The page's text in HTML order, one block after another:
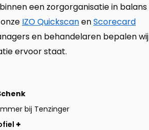
een zorgorganisatie in balans
IZO QuickscanenScorecard
en behandelaren bepalen wij
ervoor staat.
bij Tenzinger